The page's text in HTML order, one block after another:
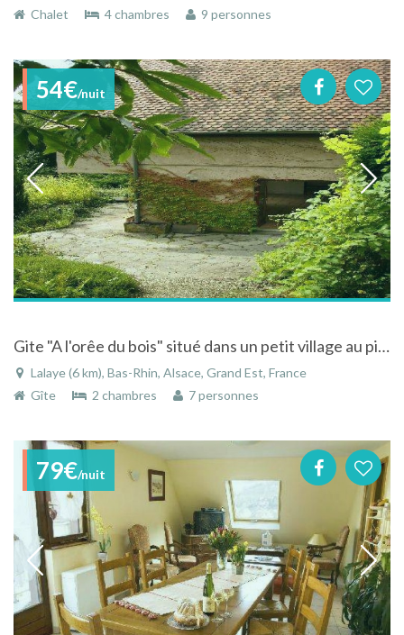
Chalet 4 chambres 9 personnes
54€/nuit
Gite "A l'orêe du bois" situé dans un petit village au pied des Vosges
Lalaye (6 km), Bas-Rhin, Alsace, Grand Est, France
Gîte
2 chambres 7 personnes
79€/nuit